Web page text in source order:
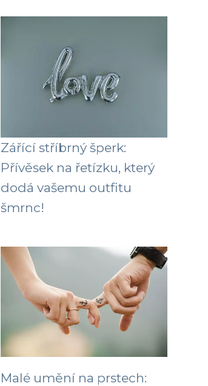
Zářící stříbrný šperk:
Přívěsek na řetízku, který
dodá vašemu outfitu
šmrnc!
Malé umění na prstech: